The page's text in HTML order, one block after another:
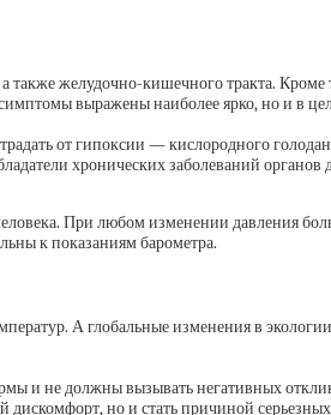
также желудочно-кишечного тракта.
выражены наиболее ярко, но и в
от гипоксии — кислородного
хронических заболеваний
При любом изменении давления
к показаниям барометра.
А глобальные изменения в
и не должны вызывать негативных
но и стать причиной